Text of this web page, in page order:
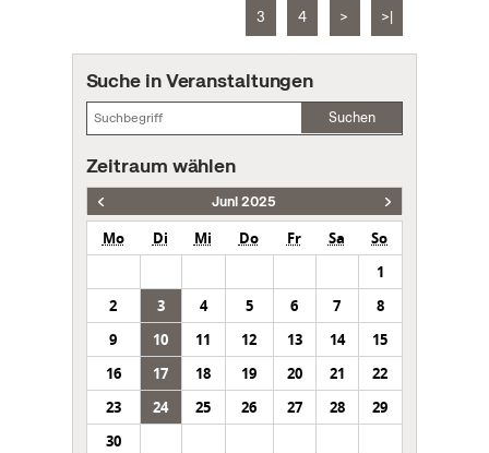
3 4 > >|
Suche in Veranstaltungen
Suchen
Zeitraum wählen
Juni 2025
Mo Di Mi Do Fr Sa
So
1
2
3 4 5 6 7
8
9
10 11 12 13 14
15
16
17 18 19 20 21
22
23
24 25 26 27 28
29
30